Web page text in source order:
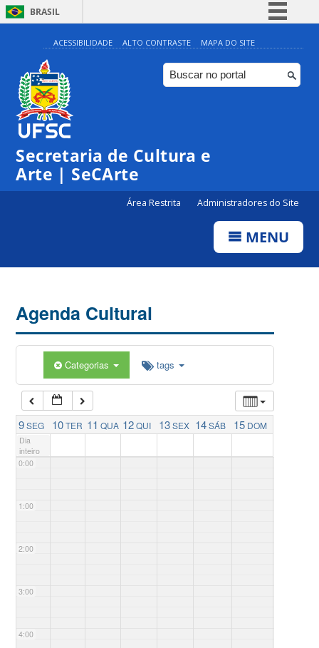
BRASIL
Simplifique!
Comunica BR
Participe
ACESSIBILIDADE ALTO CONTRASTE MAPA DO SITE
Secretaria de Cultura e
Arte | SeCArte
Área Restrita Administradores do Site
MENU
Agenda Cultural
Categorias tags
9SEG 10TER 11 QUA 12QUI 13SEX 14SÁB 15 DOM
Dia
inteiro
0:00
1:00
2:00
3:00
4:00